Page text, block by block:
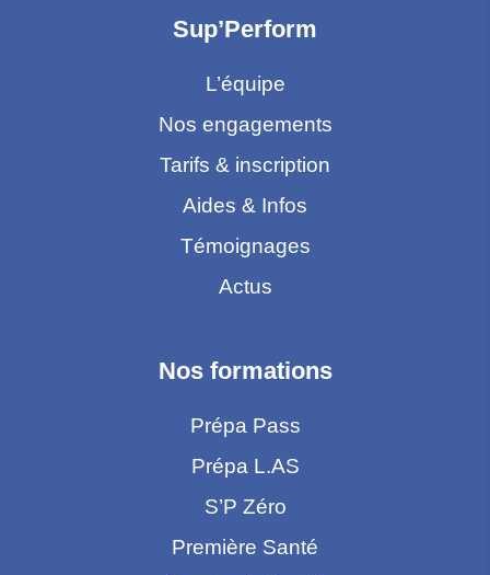
Sup’Perform
L’équipe
Nos engagements
Tarifs & inscription
Aides & Infos
Témoignages
Actus
Nos formations
Prépa Pass
Prépa L.AS
S’P Zéro
Première Santé